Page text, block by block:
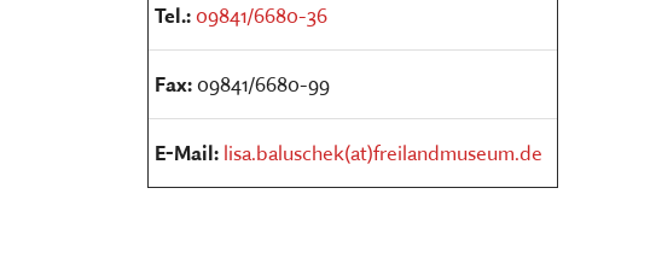
Tel.:09841/6680-36
Fax:09841/6680-99
E-Mail: lisa.baluschek(at)freilandmuseum.de